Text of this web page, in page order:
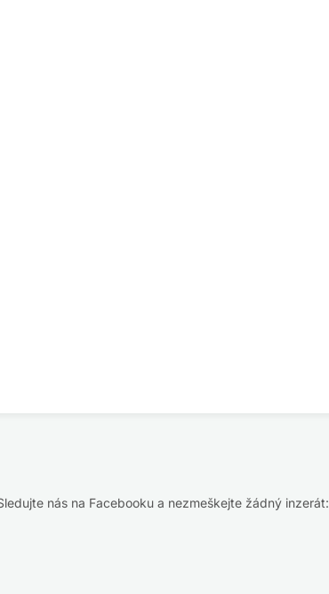
nás na Facebooku a nezmeškejte žádný inzerát: